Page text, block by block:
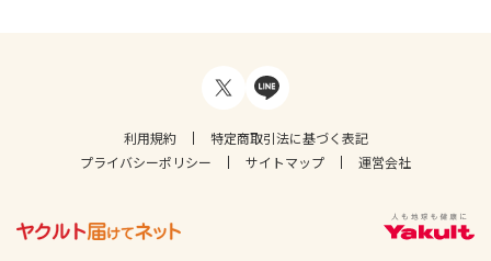
利用規約
特定商取引法に基づく表記
プライバシーポリシー
サイトマップ 運営会社